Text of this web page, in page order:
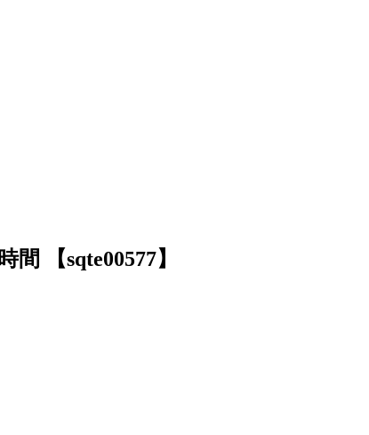
【sqte00577】